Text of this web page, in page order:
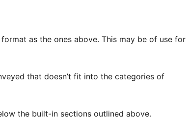
above. This may be of use for
that doesn’t fit into the categories of
below the built-in sections outlined above.